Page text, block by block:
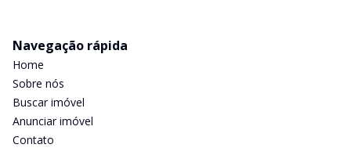
Navegação rápida
Home
Sobre nós
Buscar imóvel
Anunciar imóvel
Contato